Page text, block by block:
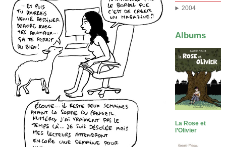
2004
Albums
La Rose et
l’Olivier